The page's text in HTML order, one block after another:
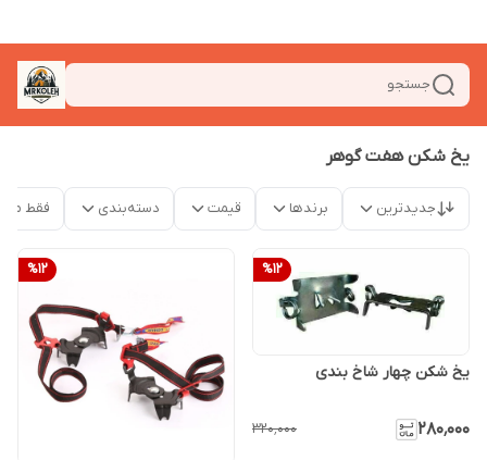
جستجو
یخ شکن هفت گوهر
جدیدترین برندها قیمت دسته‌بندی فقط
%12
یخ شکن چهار شاخ بندی
۲۸۰٬۰۰۰ ۳۲۰٬۰۰۰
%12